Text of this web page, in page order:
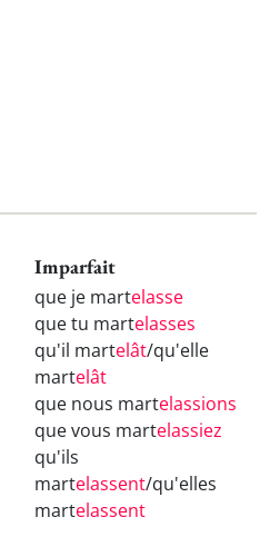
Imparfait
que je martelasse
que tu martelasses
qu'il martelât/qu'elle
martelât
que nous martelassions
que vous martelassiez
qu'ils
martelassent/qu'elles
martelassent